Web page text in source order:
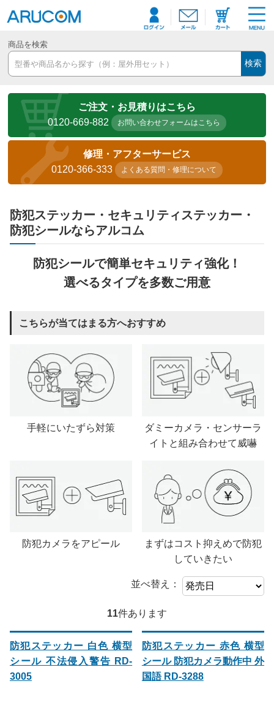
商品を検索
検索
ご注文・お見積りはこちら
0120-669-882
お問い合わせフォームはこちら
修理・アフターサービス
0120-366-333
よくある質問・修理について
防犯ステッカー・セキュリティステッカー・
防犯シールならアルコム
防犯シールで簡単セキュリティ強化！
選べるタイプを多数ご用意
こちらが当てはまる方へおすすめ
手軽にいたずら対策
ダミーカメラ・センサーラ
イトと組み合わせて威嚇
防犯カメラをアピール
まずはコスト抑えめで防犯
していきたい
並べ替え：
11件あります
防犯ステッカー 白色 横型
シール 不法侵入警告 RD-
3005
防犯ステッカー 赤色 横型
シール 防犯カメラ動作中 外
国語 RD-3288